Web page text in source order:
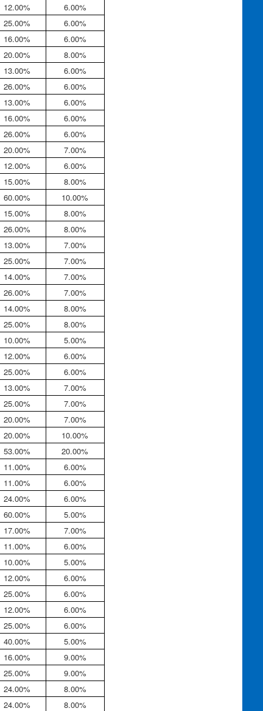
12.00%
6.00%
25.00%
6.00%
16.00%
6.00%
20.00% 8.00%
13.00%
6.00%
26.00% 6.00%
13.00%
6.00%
16.00%
6.00%
26.00%
6.00%
20.00% 7.00%
12.00%
6.00%
15.00%
8.00%
60.00% 10.00%
15.00%
8.00%
26.00% 8.00%
13.00%
7.00%
25.00% 7.00%
14.00%
7.00%
26.00% 7.00%
14.00%
8.00%
25.00%
8.00%
10.00% 5.00%
12.00%
6.00%
25.00% 6.00%
13.00%
7.00%
25.00%
7.00%
20.00% 7.00%
20.00%
10.00%
53.00% 20.00%
11.00% 6.00%
11.00%
6.00%
24.00%
6.00%
60.00%
5.00%
17.00%
7.00%
11.00%
6.00%
10.00% 5.00%
12.00%
6.00%
25.00% 6.00%
12.00%
6.00%
25.00%
6.00%
40.00% 5.00%
16.00%
9.00%
25.00% 9.00%
24.00%
8.00%
24.00% 8.00%